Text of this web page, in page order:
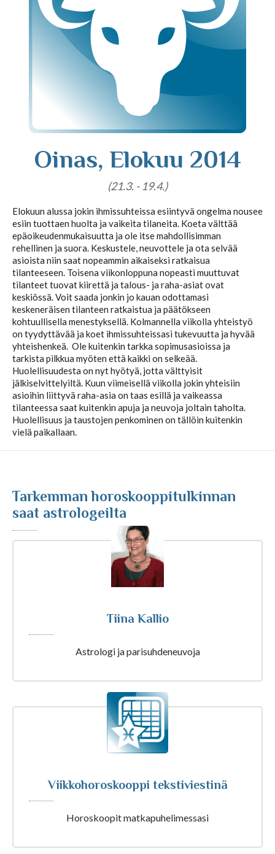
Tajunnanvirta puhepaketti
Horoskoopit
Horoskooppimerkit
Viikkohoroskooppi
Kuukausihoroskooppi
Vuosihoroskooppi
Elämänhoroskooppi
Rakkaushoroskooppi
Kiinalainen horoskooppi
Horoskooppiartikkelit
Tajunnanvirta Numerologi
Tajunnanvirta Tarotpöytä
Tajunnanvirta Päivänväri
Oinas, Elokuu 2014
(21.3. - 19.4.)
Elokuun alussa jokin ihmissuhteissa esiintyvä ongelma nousee
esiin tuottaen huolta ja vaikeita tilaneita. Koeta välttää
epäoikeudenmukaisuutta ja ole itse mahdollisimman
rehellinen ja suora. Keskustele, neuvottele ja ota selvää
asioista niin saat nopeammin aikaiseksi ratkaisua
tilanteeseen. Toisena viikonloppuna nopeasti muuttuvat
tilanteet tuovat kiirettä ja talous- ja raha-asiat ovat
keskiössä. Voit saada jonkin jo kauan odottamasi
keskeneräisen tilanteen ratkaistua ja päätökseen
kohtuullisella menestyksellä. Kolmannella viikolla yhteistyö
on tyydyttävää ja koet ihmissuhteissasi tukevuutta ja hyvää
yhteishenkeä. Ole kuitenkin tarkka sopimusasioissa ja
tarkista pilkkua myöten että kaikki on selkeää.
Huolellisuudesta on nyt hyötyä, jotta välttyisit
jälkiselvittelyiltä. Kuun viimeisellä viikolla jokin yhteisiin
asioihin liittyvä raha-asia on taas esillä ja vaikeassa
tilanteessa saat kuitenkin apuja ja neuvoja joltain taholta.
Huolellisuus ja taustojen penkominen on tällöin kuitenkin
vielä paikallaan.
Tarkemman horoskooppitulkinnan
saat astrologeilta
Tiina Kallio
Astrologi ja parisuhdeneuvoja
Viikkohoroskooppi tekstiviestinä
Horoskoopit matkapuhelimessasi